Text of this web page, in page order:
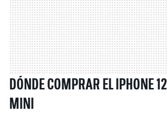
DÓNDE COMPRAR EL IPHONE 12
MINI